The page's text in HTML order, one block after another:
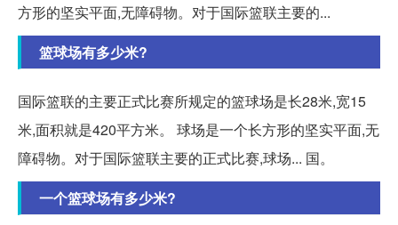
方形的坚实平面,无障碍物。对于国际篮联主要的...
篮球场有多少米?
国际篮联的主要正式比赛所规定的篮球场是长28米,宽15
米,面积就是420平方米。 球场是一个长方形的坚实平面,无
障碍物。对于国际篮联主要的正式比赛,球场... 国。
一个篮球场有多少米?